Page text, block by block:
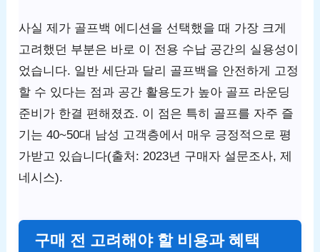
사실 제가 골프백 에디션을 선택했을 때 가장 크게
고려했던 부분은 바로 이 전용 수납 공간의 실용성이
었습니다. 일반 세단과 달리 골프백을 안전하게 고정
할 수 있다는 점과 공간 활용도가 높아 골프 라운딩
준비가 한결 편해졌죠. 이 점은 특히 골프를 자주 즐
기는 40~50대 남성 고객층에서 매우 긍정적으로 평
가받고 있습니다(출처: 2023년 구매자 설문조사, 제
네시스).
구매 전 고려해야 할 비용과 혜택